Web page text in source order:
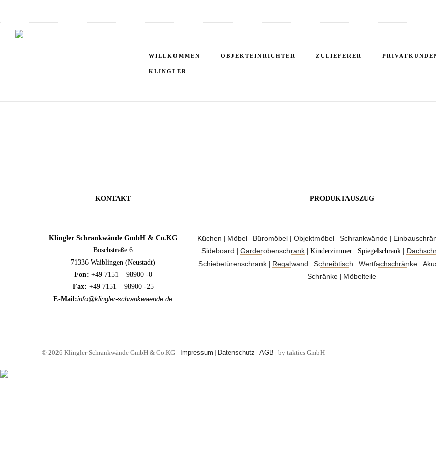
WILLKOMMEN OBJEKTEINRICHTER ZULIEFERER
KLINGLER
referenzen-
KONTAKT
Klingler Schrankwände GmbH & Co.KG
Boschstraße 6
71336 Waiblingen (Neustadt)
Fon: +49 7151 – 98900 -0
Fax: +49 7151 – 98900 -25
E-Mail:info@klingler-schrankwaende.de
PRODUKTAUSZUG
Küchen Möbel Büromöbel Objektmöbel Schrankwände|
Sideboard Garderobenschrank | Kinderzimmer | Spiegelschrank |
Schiebetürenschrank| Regalwand Schreibtisch Wertfachschränke|
Schränke
Möbelteile
© 2026 Klingler Schrankwände GmbH & Co.KG - Impressum | Datenschutz | AGB | by taktics GmbH